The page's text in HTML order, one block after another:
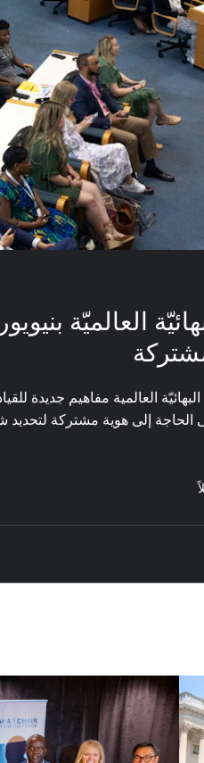
العالميّة
العالمية مفاهيم جديدة
إلى هوية مشتركة لتحديد